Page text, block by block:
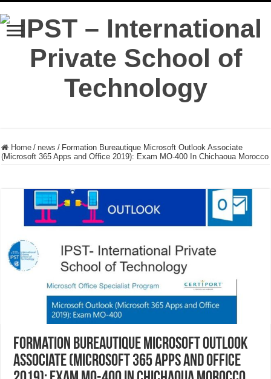
Home / news / Formation Bureautique Microsoft Outlook Associate
(Microsoft 365 Apps and Office 2019): Exam MO-400 In Chichaoua Morocco
Formation Bureautique Microsoft Outlook
Associate (Microsoft 365 Apps and Office